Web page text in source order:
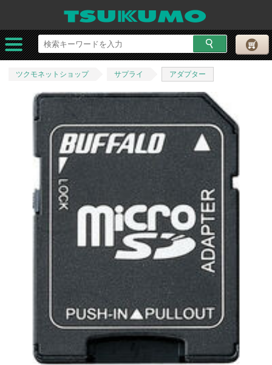
ツクモネットショップ サプライ アダプター